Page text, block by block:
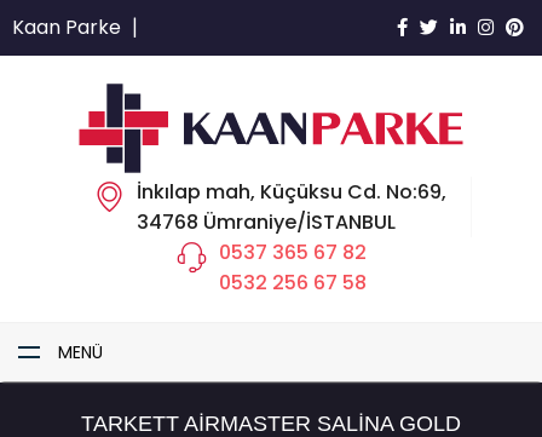
Kaan Parke
İnkılap mah, Küçüksu Cd. No:69,
34768 Ümraniye/İSTANBUL
0537 365 67 82
0532 256 67 58
MENÜ
TARKETT AIRMASTER SALINA GOLD